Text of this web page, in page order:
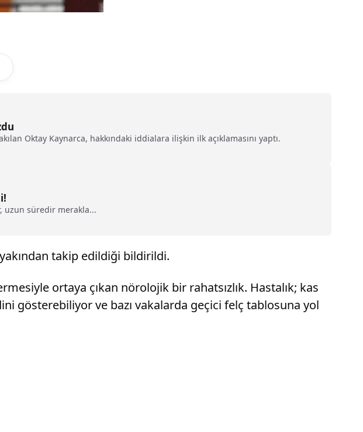
Oktay Kaynarca, hakkındaki iddialara ilişkin ilk açıklamasını yaptı.
uzun süredir merakla...
takip edildiği bildirildi.
ortaya çıkan nörolojik bir rahatsızlık. Hastalık; kas
gösterebiliyor ve bazı vakalarda geçici felç tablosuna yol